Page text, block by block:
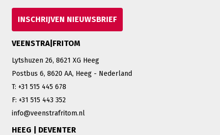
INSCHRIJVEN NIEUWSBRIEF
VEENSTRA|FRITOM
Lytshuzen 26, 8621 XG Heeg
Postbus 6, 8620 AA, Heeg - Nederland
T: +31 515 445 678
F: +31 515 443 352
info@veenstrafritom.nl
HEEG | DEVENTER